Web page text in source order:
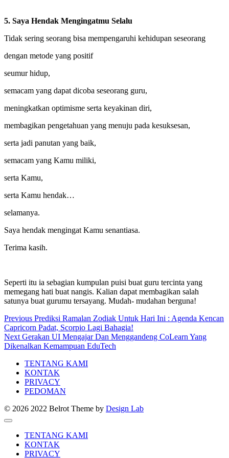
5. Saya Hendak Mengingatmu Selalu
Tidak sering seorang bisa mempengaruhi kehidupan seseorang
dengan metode yang positif
seumur hidup,
semacam yang dapat dicoba seseorang guru,
meningkatkan optimisme serta keyakinan diri,
membagikan pengetahuan yang menuju pada kesuksesan,
serta jadi panutan yang baik,
semacam yang Kamu miliki,
serta Kamu,
serta Kamu hendak…
selamanya.
Saya hendak mengingat Kamu senantiasa.
Terima kasih.
Seperti itu ia sebagian kumpulan puisi buat guru tercinta yang
memegang hati buat nangis. Kalian dapat membagikan salah
satunya buat gurumu tersayang. Mudah- mudahan berguna!
Post
navigation
PreviousPrevious
post:
Prediksi Ramalan Zodiak Untuk Hari Ini : Agenda Kencan
Capricorn Padat, Scorpio Lagi Bahagia!
NextNext
post:
Gerakan UI Mengajar Dan Menggandeng CoLearn Yang
Dikenalkan Kemampuan EduTech
TENTANG KAMI
KONTAK
PRIVACY
PEDOMAN
© 2026 2022 Belrot Theme by Design Lab
TENTANG KAMI
KONTAK
PRIVACY